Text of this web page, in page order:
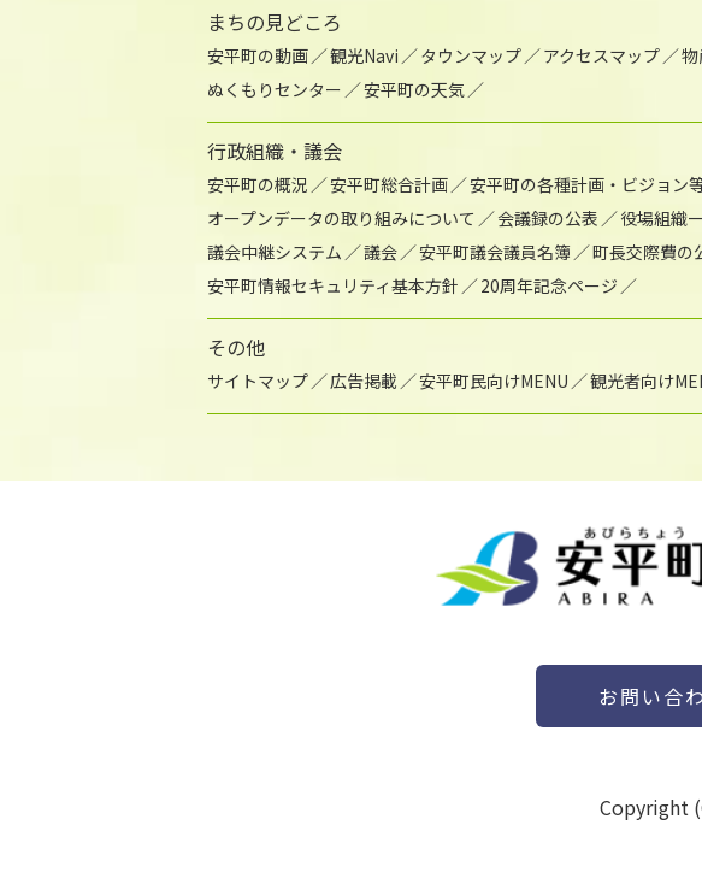
まちの見どころ
安平町の動画 観光Navi タウンマップ アクセスマップ
ぬくもりセンター
安平町の天気
行政組織・議会
安平町の概況 安平町総合計画 安平町の各種計画・ビジョン
オープンデータの取り組みについて
会議録の公表 役場組織
議会中継システム
議会 安平町議会議員名簿 町長交際費の
安平町情報セキュリティ基本方針
20周年記念ページ
その他
サイトマップ 広告掲載 安平町民向けMENU 観光者向け
お問い合
Copyright